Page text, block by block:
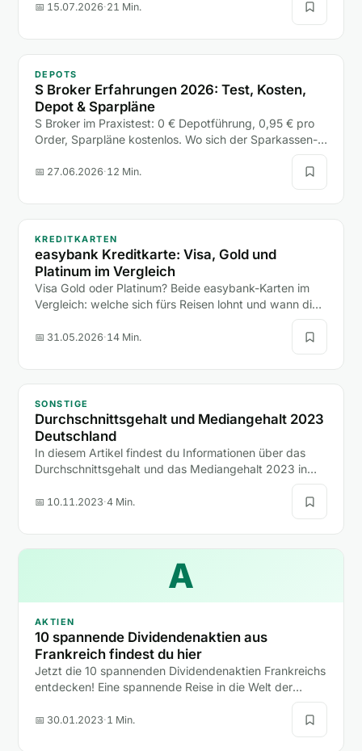
📅 15.07.2026·21 Min.
DEPOTS
S Broker Erfahrungen 2026: Test, Kosten,
Depot & Sparpläne
S Broker im Praxistest: 0 € Depotführung, 0,95 € pro
Order, Sparpläne kostenlos. Wo sich der Sparkassen-
Broker lohnt, wo die freie Handelsplatzwahl teuer wird
und für wen er passt.
📅 27.06.2026·12 Min.
KREDITKARTEN
easybank Kreditkarte: Visa, Gold und
Platinum im Vergleich
Visa Gold oder Platinum? Beide easybank-Karten im
Vergleich: welche sich fürs Reisen lohnt und wann die
📅 31.05.2026·14 Min.
SONSTIGE
Durchschnittsgehalt und Mediangehalt 2023
Deutschland
In diesem Artikel findest du Informationen über das
Durchschnittsgehalt und das Mediangehalt 2023 in
📅 10.11.2023·4 Min.
A
AKTIEN
10 spannende Dividendenaktien aus
Frankreich findest du hier
Jetzt die 10 spannenden Dividendenaktien Frankreichs
entdecken! Eine spannende Reise in die Welt der
📅 30.01.2023·1 Min.